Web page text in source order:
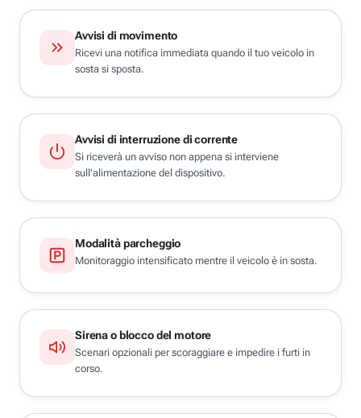
Avvisi di movimento
Ricevi una notifica immediata quando il tuo veicolo in
sosta si sposta.
Avvisi di interruzione di corrente
Si riceverà un avviso non appena si interviene
sull'alimentazione del dispositivo.
Modalità parcheggio
Monitoraggio intensificato mentre il veicolo è in sosta.
Sirena o blocco del motore
Scenari opzionali per scoraggiare e impedire i furti in
corso.